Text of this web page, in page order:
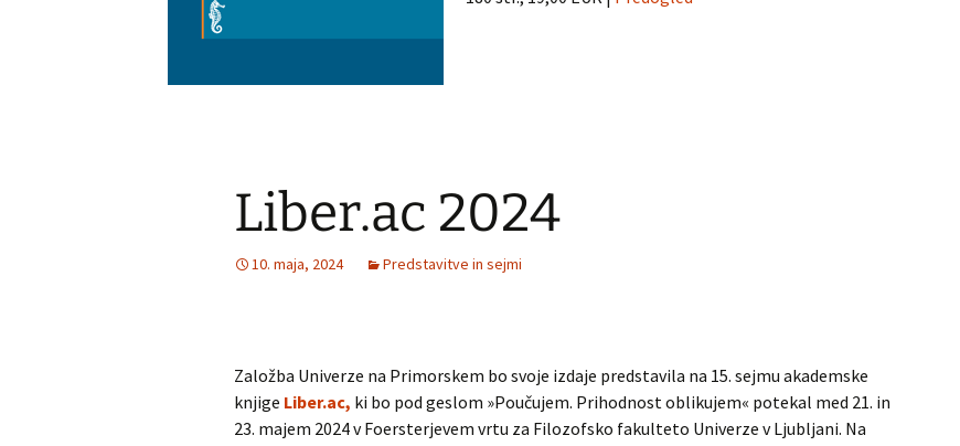
Liber.ac 2024
10. maja, 2024 Predstavitve in sejmi
Založba Univerze na Primorskem bo svoje izdaje predstavila na 15. sejmu akademske
knjige Liber.ac, ki bo pod geslom »Poučujem. Prihodnost oblikujem« potekal med 21. in
23. majem 2024 v Foersterjevem vrtu za Filozofsko fakulteto Univerze v Ljubljani. Na